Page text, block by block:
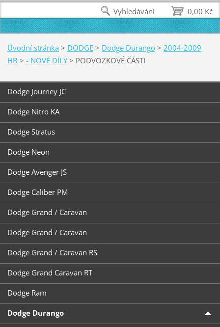
Úvodní stránka > DODGE > Dodge Durango > 2004-2009
HB > - NOVÉ DÍLY > PODVOZKOVÉ ČÁSTI
Dodge Journey JC
Dodge Nitro KA
Dodge Stratus
Dodge Neon
Dodge Avenger JS
Dodge Caliber PM
Dodge Grand / Caravan
Dodge Grand / Caravan
Dodge Grand / Caravan RS
Dodge Grand Caravan RT
Dodge Ram
Dodge Durango
0,00 Kč
Vyhledávání